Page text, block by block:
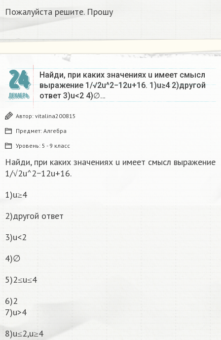
Пожалуйста решите. Прошу
24
ДЕКАБРЬ
Найди, при каких значениях u имеет смысл
выражение 1/√2u^2−12u+16. 1)u≥4 2)другой
ответ 3)u<2 4)∅…
Автор: vitalina200815
Предмет: Алгебра
Уровень: 5 - 9 класс
Найди, при каких значениях u имеет смысл выражение
1/√2u^2−12u+16.
1)u≥4
2)другой ответ
3)u<2
4)∅
5)2≤u≤4
6)2
7)u>4
8)u≤2,u≥4